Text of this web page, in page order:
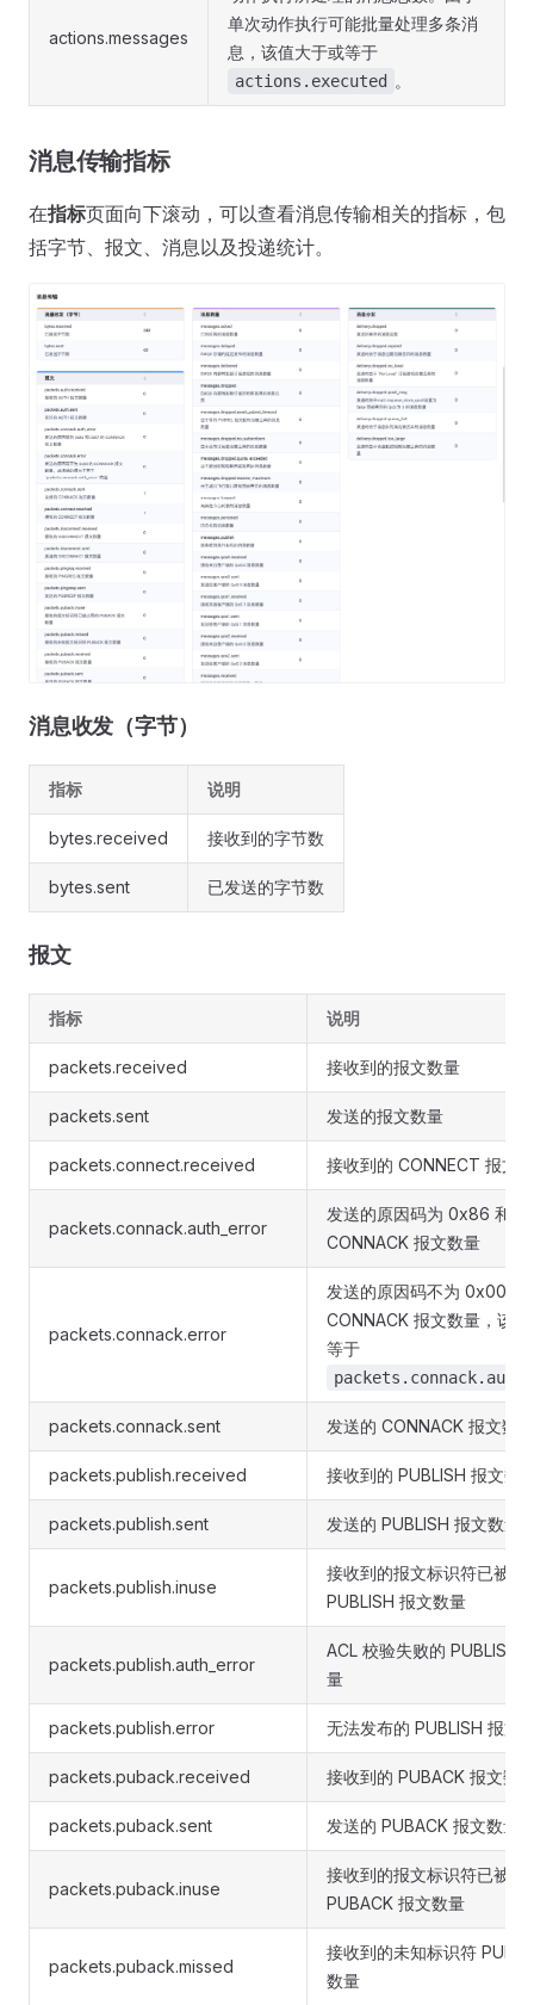
actions.messages
单次动作执行可能批量处理多条消
息，该值大于或等于
actions.executed 。
消息传输指标
在指标页面向下滚动，可以查看消息传输相关的指标，包
括字节、报文、消息以及投递统计。
消息收发（字节）
指标 说明
bytes.received 接收到的字节数
bytes.sent 已发送的字节数
报文
指标 说明
packets.received 接收到的报文数量
packets.sent 发送的报文数量
packets.connect.received 接收到的 CONNECT 报文
packets.connack.auth_error
发送的原因码为 0x86 和
CONNACK 报文数量
packets.connack.error
发送的原因码不为 0x00 的
CONNACK 报文数量，该
等于
packets.connack.sent 发送的 CONNACK 报文数量
packets.publish.received 接收到的 PUBLISH 报文数
packets.publish.sent 发送的 PUBLISH 报文数量
packets.publish.inuse
接收到的报文标识符已被占
PUBLISH 报文数量
packets.publish.auth_error
ACL 校验失败的 PUBLISH
量
packets.publish.error 无法发布的 PUBLISH 报文
packets.puback.received 接收到的 PUBACK 报文数
packets.puback.sent 发送的 PUBACK 报文数量
packets.puback.inuse
接收到的报文标识符已被占
PUBACK 报文数量
packets.puback.missed
接收到的未知标识符
数量